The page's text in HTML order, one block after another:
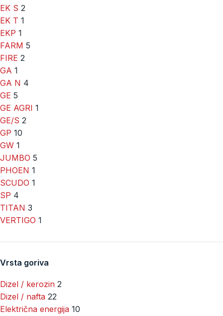
EK S 2
EK T 1
EKP 1
FARM 5
FIRE 2
GA 1
GA N 4
GE 5
GE AGRI 1
GE/S 2
GP 10
GW 1
JUMBO 5
PHOEN 1
SCUDO 1
SP 4
TITAN 3
VERTIGO 1
Vrsta goriva
Dizel / kerozin 2
Dizel / nafta 22
Električna energija 10